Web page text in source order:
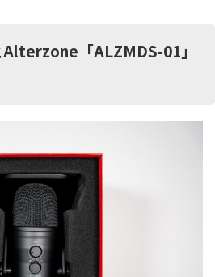
「ALZMDS-01」